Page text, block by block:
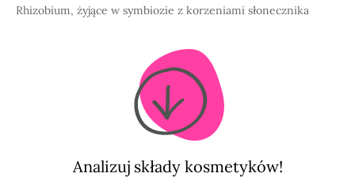
Rhizobium, żyjące w symbiozie z korzeniami słonecznika
Analizuj składy kosmetyków!